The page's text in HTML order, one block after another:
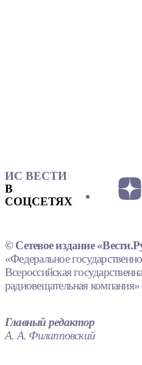
ИС ВЕСТИ
В
СОЦСЕТЯХ
© Сетевое издание
«Федеральное
Всероссийская
радиовещательная
Главный редактор
А. А. Филипповский